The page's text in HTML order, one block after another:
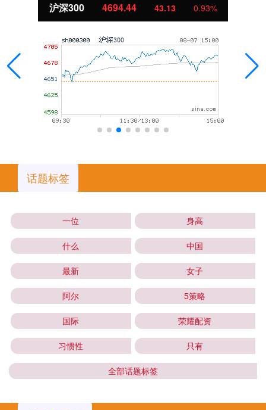
沪深300 4694.44 43.13 0.93%
话题标签
一位 身高
什么 中国
最新 女子
阿尔 5策略
国际 荣耀配资
习惯性 只有
全部话题标签